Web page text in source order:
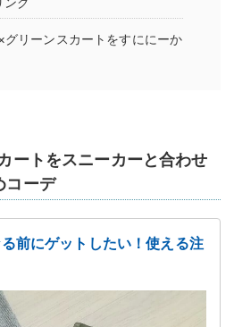
リーンスカートをすににーか
ートをスニーカーと合わせ
コーデ
前にゲットしたい！使える注